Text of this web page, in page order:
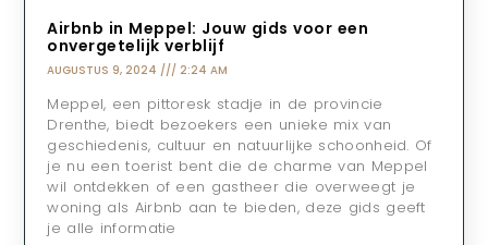
Airbnb in Meppel: Jouw gids voor een
onvergetelijk verblijf
AUGUSTUS 9, 2024 2:24 AM
Meppel, een pittoresk stadje in de provincie
Drenthe, biedt bezoekers een unieke mix van
geschiedenis, cultuur en natuurlijke schoonheid. Of
je nu een toerist bent die de charme van Meppel
wil ontdekken of een gastheer die overweegt je
woning als Airbnb aan te bieden, deze gids geeft
je alle informatie